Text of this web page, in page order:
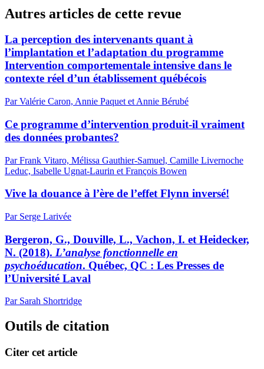
Autres articles de cette revue
La perception des intervenants quant à
l’implantation et l’adaptation du programme
Intervention comportementale intensive dans le
contexte réel d’un établissement québécois
Par Valérie Caron, Annie Paquet et Annie Bérubé
Ce programme d’intervention produit-il vraiment
des données probantes?
Par Frank Vitaro, Mélissa Gauthier-Samuel, Camille Livernoche
Leduc, Isabelle Ugnat-Laurin et François Bowen
Vive la douance à l’ère de l’effet Flynn inversé!
Par Serge Larivée
Bergeron, G., Douville, L., Vachon, I. et Heidecker,
N. (2018). L’analyse fonctionnelle en
psychoéducation. Québec, QC : Les Presses de
l’Université Laval
Par Sarah Shortridge
Outils de citation
Citer cet article